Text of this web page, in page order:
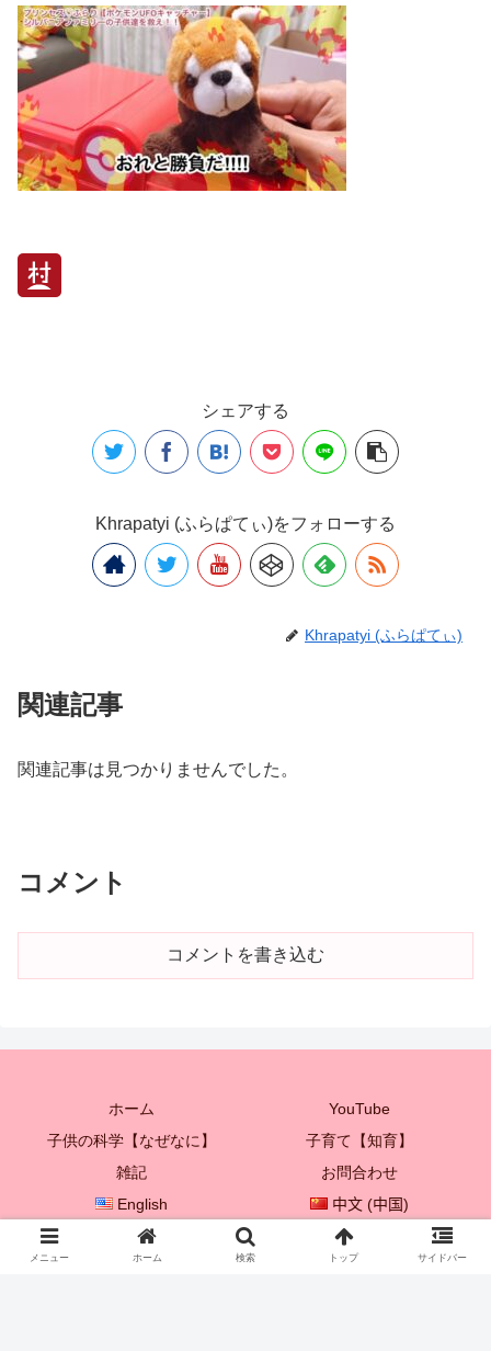
シェアする
Khrapatyi (ふらぱてぃ)をフォローする
Khrapatyi (ふらぱてぃ)
関連記事
関連記事は見つかりませんでした。
コメント
コメントを書き込む
ホーム
YouTube
子供の科学【なぜなに】
子育て【知育】
雑記
お問合わせ
English
中文 (中国)
한국어
メニュー ホーム 検索 トップ サイドバー